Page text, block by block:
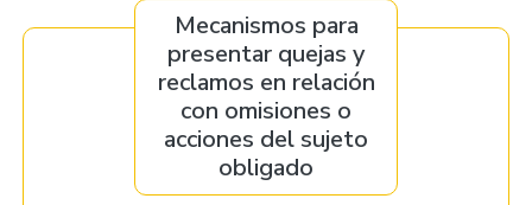
Mecanismos para
presentar quejas y
reclamos en relación
con omisiones o
acciones del sujeto
obligado